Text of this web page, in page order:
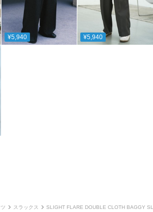
¥5,940 ¥5,940
スラックス SLIGHT FLARE DOUBLE CLOTH BAGGY